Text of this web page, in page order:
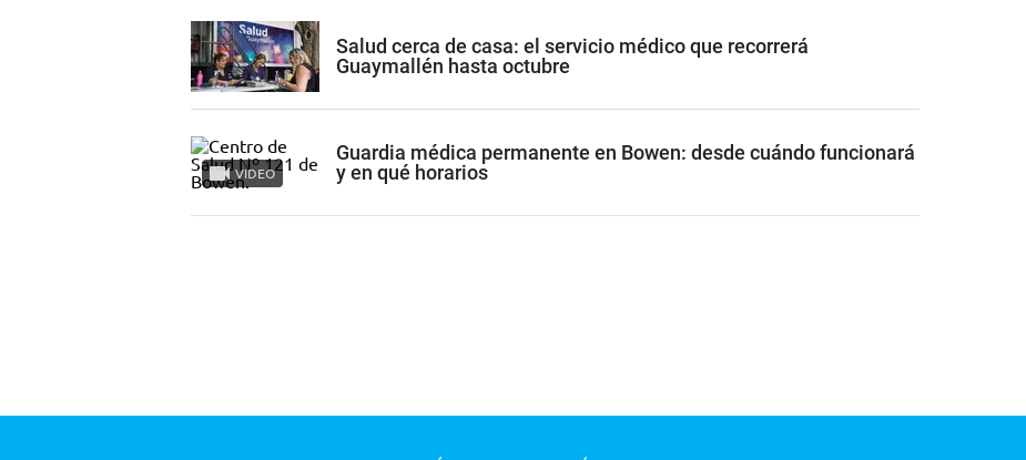
Salud cerca de casa: el servicio médico que recorrerá
Guaymallén hasta octubre
VIDEO
Guardia médica permanente en Bowen: desde cuándo funcionará
y en qué horarios